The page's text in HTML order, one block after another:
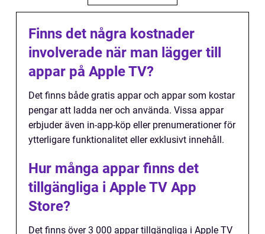
Finns det några kostnader
involverade när man lägger till
appar på Apple TV?
Det finns både gratis appar och appar som kostar
pengar att ladda ner och använda. Vissa appar
erbjuder även in-app-köp eller prenumerationer för
ytterligare funktionalitet eller exklusivt innehåll.
Hur många appar finns det
tillgängliga i Apple TV App
Store?
Det finns över 3 000 appar tillgängliga i Apple TV